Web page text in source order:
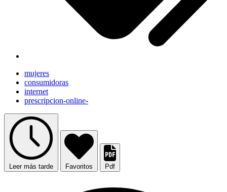
mujeres
consumidoras
internet
prescripcion-online-
Leer más tarde Favoritos Pdf